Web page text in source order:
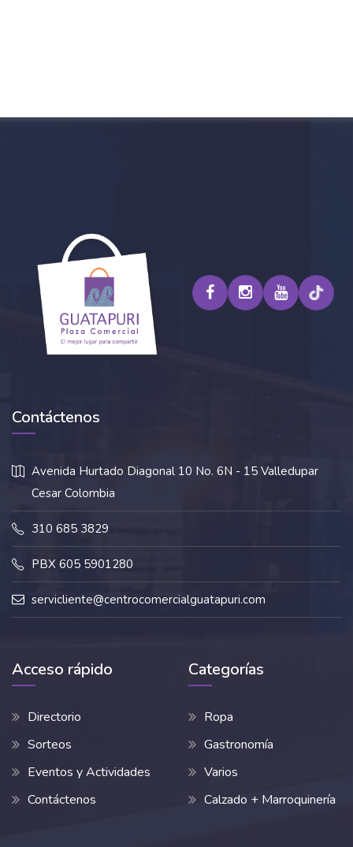
Contáctenos
Avenida Hurtado Diagonal 10 No. 6N - 15 Valledupar
Cesar Colombia
310 685 3829
PBX 605 5901280
servicliente@centrocomercialguatapuri.com
Acceso rápido
Directorio
Sorteos
Eventos y Actividades
Contáctenos
Categorías
Ropa
Gastronomía
Varios
Calzado + Marroquinería